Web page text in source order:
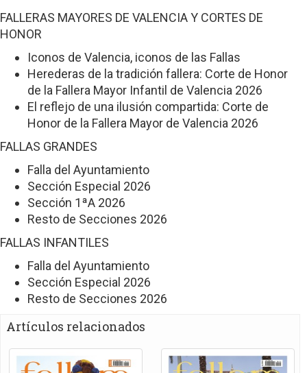
FALLERAS MAYORES DE VALENCIA Y CORTES DE
HONOR
Iconos de Valencia, iconos de las Fallas
Herederas de la tradición fallera: Corte de Honor
de la Fallera Mayor Infantil de Valencia 2026
El reflejo de una ilusión compartida: Corte de
Honor de la Fallera Mayor de Valencia 2026
FALLAS GRANDES
Falla del Ayuntamiento
Sección Especial 2026
Sección 1ªA 2026
Resto de Secciones 2026
FALLAS INFANTILES
Falla del Ayuntamiento
Sección Especial 2026
Resto de Secciones 2026
Artículos relacionados